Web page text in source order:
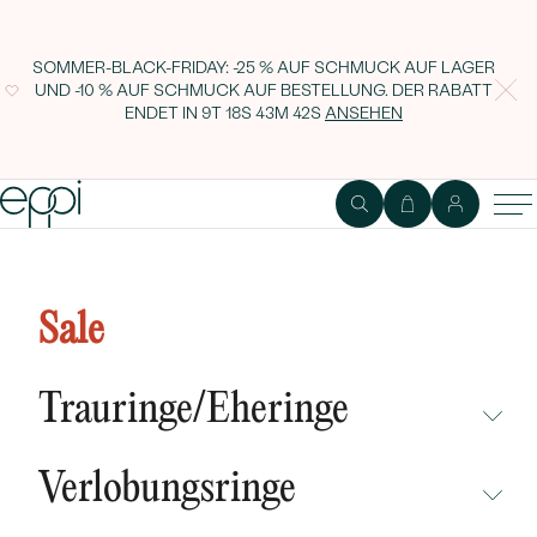
SOMMER-BLACK-FRIDAY: -25 % AUF SCHMUCK AUF LAGER
UND -10 % AUF SCHMUCK AUF BESTELLUNG. DER RABATT
ENDET IN9T 18S 43M 41S ANSEHEN
Sale
Trauringe/Eheringe
NEUHEITEN
Verlobungsringe
Diamanten Olha